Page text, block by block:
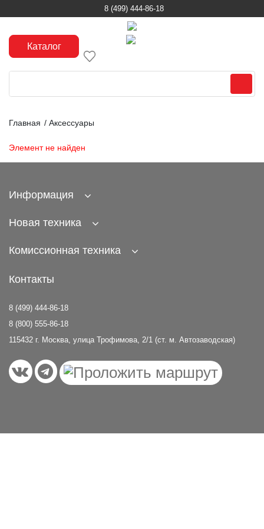
8 (499) 444-86-18
Каталог
Главная / Аксессуары
Элемент не найден
Информация
Новая техника
Комиссионная техника
Контакты
8 (499) 444-86-18
8 (800) 555-86-18
115432 г. Москва, улица Трофимова, 2/1 (ст. м. Автозаводская)